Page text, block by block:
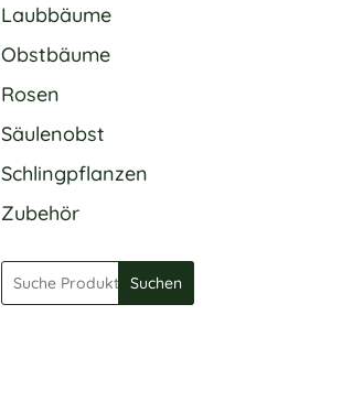
Laubbäume
Obstbäume
Rosen
Säulenobst
Schlingpflanzen
Zubehör
Suchen